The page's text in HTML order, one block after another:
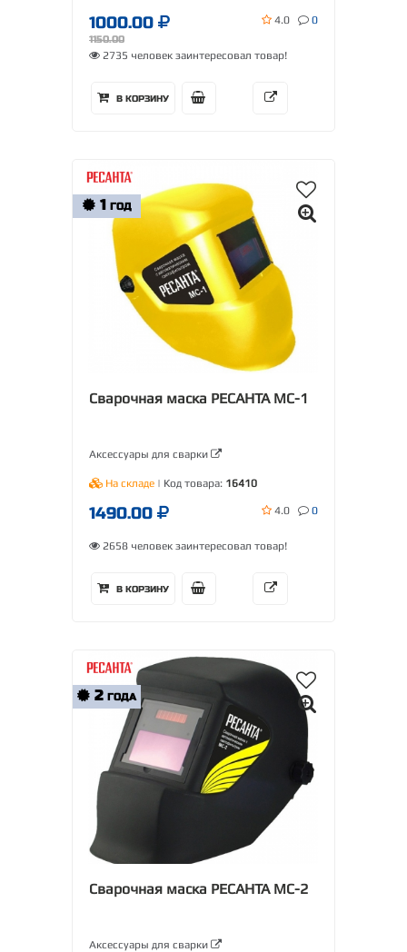
1000.00
1150.00
4.0 0
2735 человек заинтересовал товар!
В КОРЗИНУ
1 ГОД
Сварочная маска РЕСАНТА МС-1
Аксессуары для сварки
На складе | Код товара: 16410
1490.00 4.0 0
2658 человек заинтересовал товар!
В КОРЗИНУ
2 ГОДА
Сварочная маска РЕСАНТА МС-2
Аксессуары для сварки